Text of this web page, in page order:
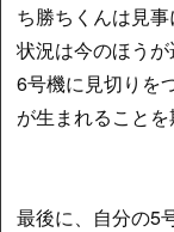
ち勝ちくんは見事
状況は今のほう
6号機に見切りを
が生まれること
最後に、自分の5